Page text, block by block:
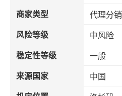
商家类型
代理分销
风险等级
中风险
稳定性等级
一般
来源国家
中国